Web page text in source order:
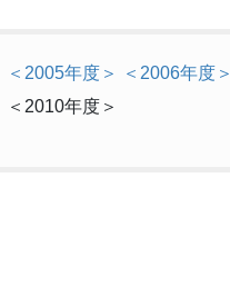
＜2005年度＞
＜2006年度＞
＜2010年度＞